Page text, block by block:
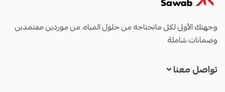
وجهتك الأولى لكل ماتحتاجه من حلول المياه، من موردين معتمدين
وضمانات شاملة
تواصل معنا